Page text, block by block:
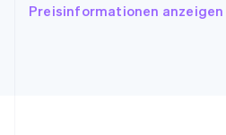
Preisinformationen anzeigen
English